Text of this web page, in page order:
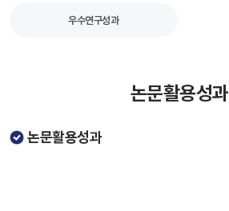
우수연구성과
논문활용성과
논문활용성과